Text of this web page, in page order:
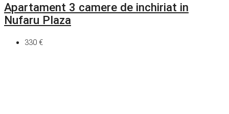
Apartament 3 camere de inchiriat in
Nufaru Plaza
330 €